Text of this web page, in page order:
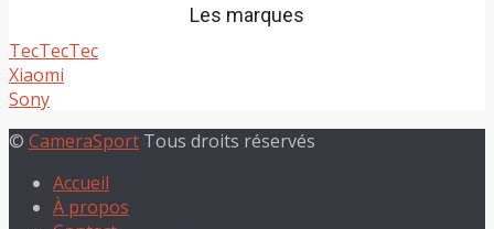
Les marques
TecTecTec
Xiaomi
Sony
© CameraSport Tous droits réservés
Accueil
À propos